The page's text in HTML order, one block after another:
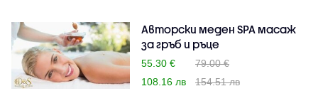
Авторски меден SPA масаж
за гръб и ръце
55.30 €
79.00 €
108.16 лв
154.51 лв